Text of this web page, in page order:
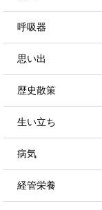
呼吸器
思い出
歴史散策
生い立ち
病気
経管栄養